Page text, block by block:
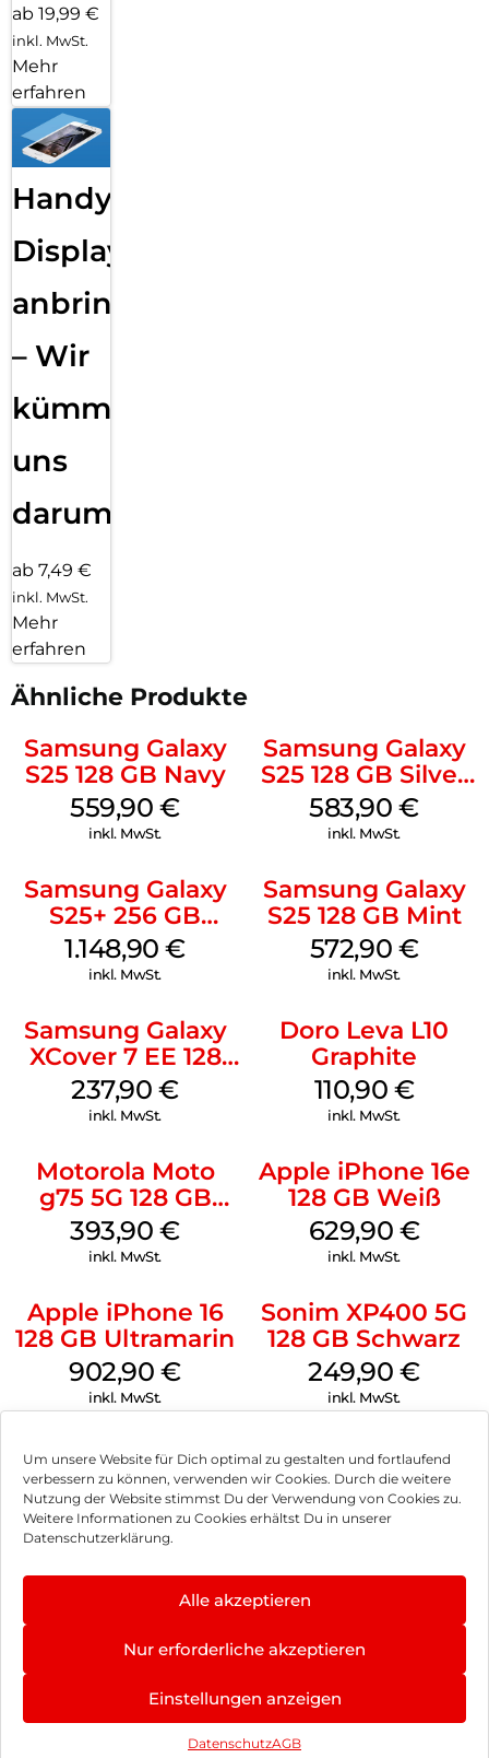
Um unsere Website für Dich optimal zu gestalten und fortlaufend
verbessern zu können, verwenden wir Cookies. Durch die weitere
Nutzung der Website stimmst Du der Verwendung von Cookies zu.
Weitere Informationen zu Cookies erhältst Du in unserer
Datenschutzerklärung.
Alle akzeptieren
Nur erforderliche akzeptieren
Einstellungen anzeigen
DatenschutzAGB
ab 19,99 €
inkl. MwSt.
Mehr
erfahren
Handy
Displayfolie
anbringen
– Wir
kümmern
uns
darum!
ab 7,49 €
inkl. MwSt.
Mehr
erfahren
Ähnliche Produkte
Samsung Galaxy
S25 128 GB Navy
559,90€
inkl. MwSt.
Samsung Galaxy
S25 128 GB Silver
Shadow
583,90€
inkl. MwSt.
Samsung Galaxy
S25+ 256 GB
Icyblue
1.148,90€
inkl. MwSt.
Samsung Galaxy
S25 128 GB Mint
572,90 €
inkl. MwSt.
Samsung Galaxy
XCover 7 EE 128
GB Black
237,90€
inkl. MwSt.
Doro Leva L10
Graphite
110,90 €
inkl. MwSt.
Motorola Moto
g75 5G 128 GB
Charcoal Gray
393,90€
inkl. MwSt.
Apple iPhone 16e
128 GB Weiß
629,90 €
inkl. MwSt.
Apple iPhone 16
128 GB Ultramarin
902,90€
inkl. MwSt.
Sonim XP400 5G
128 GB Schwarz
249,90€
inkl. MwSt.
Impressum
Hinweis zur Batterieentsorgung
Newsletter
, Brodos AG – All Rights Reserved.